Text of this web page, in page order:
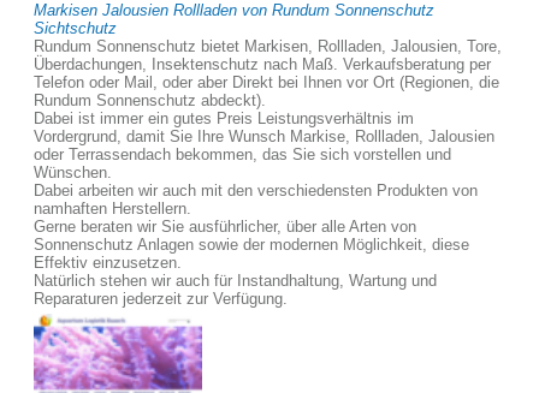
Markisen Jalousien Rollladen von Rundum Sonnenschutz
Sichtschutz
Rundum Sonnenschutz bietet Markisen, Rollladen, Jalousien, Tore,
Überdachungen, Insektenschutz nach Maß. Verkaufsberatung per
Telefon oder Mail, oder aber Direkt bei Ihnen vor Ort (Regionen, die
Rundum Sonnenschutz abdeckt).
Dabei ist immer ein gutes Preis Leistungsverhältnis im
Vordergrund, damit Sie Ihre Wunsch Markise, Rollladen, Jalousien
oder Terrassendach bekommen, das Sie sich vorstellen und
Wünschen.
Dabei arbeiten wir auch mit den verschiedensten Produkten von
namhaften Herstellern.
Gerne beraten wir Sie ausführlicher, über alle Arten von
Sonnenschutz Anlagen sowie der modernen Möglichkeit, diese
Effektiv einzusetzen.
Natürlich stehen wir auch für Instandhaltung, Wartung und
Reparaturen jederzeit zur Verfügung.